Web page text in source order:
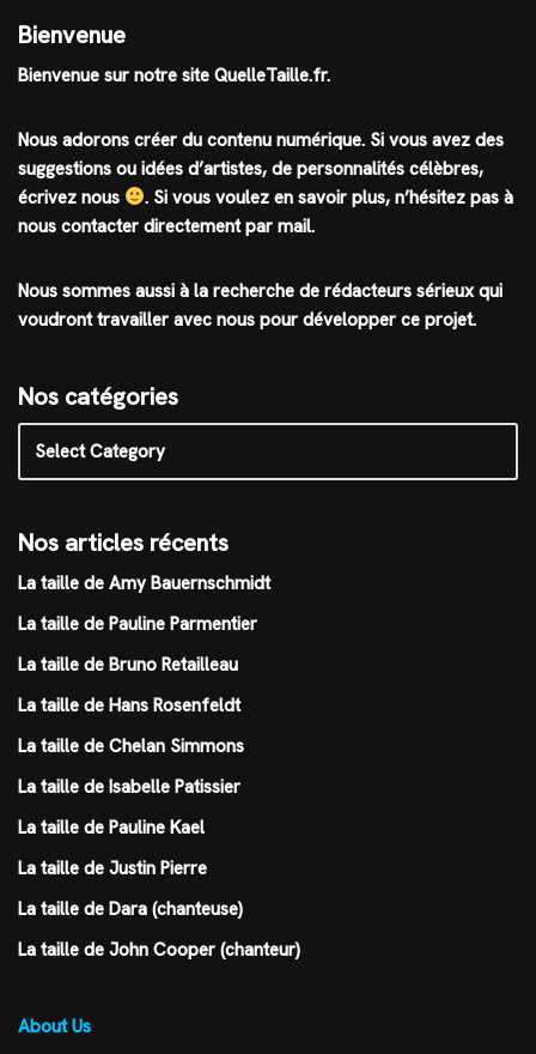
Bienvenue
Bienvenue sur notre site QuelleTaille.fr.
Nous adorons créer du contenu numérique. Si vous avez des
suggestions ou idées d’artistes, de personnalités célèbres,
écrivez nous
. Si vous voulez en savoir plus, n’hésitez pas à
nous contacter directement par mail.
Nous sommes aussi à la recherche de rédacteurs sérieux qui
voudront travailler avec nous pour développer ce projet.
Nos catégories
Nos articles récents
La taille de Amy Bauernschmidt
La taille de Pauline Parmentier
La taille de Bruno Retailleau
La taille de Hans Rosenfeldt
La taille de Chelan Simmons
La taille de Isabelle Patissier
La taille de Pauline Kael
La taille de Justin Pierre
La taille de Dara (chanteuse)
La taille de John Cooper (chanteur)
About Us